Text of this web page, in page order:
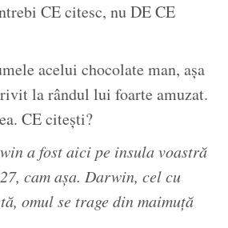
CE citesc, nu DE CE
acelui chocolate man, așa
la rândul lui foarte amuzat.
CE citești?
a fost aici pe insula voastră
cam așa. Darwin, cel cu
omul se trage din maimuță